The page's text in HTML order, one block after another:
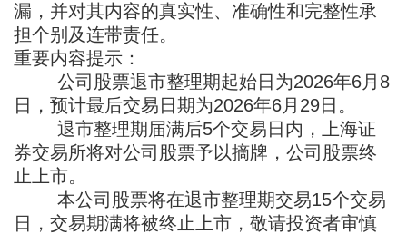
漏，并对其内容的真实性、准确性和完整性承
担个别及连带责任。
重要内容提示：
公司股票退市整理期起始日为2026年6月8
日，预计最后交易日期为2026年6月29日。
退市整理期届满后5个交易日内，上海证
券交易所将对公司股票予以摘牌，公司股票终
止上市。
本公司股票将在退市整理期交易15个交易
日，交易期满将被终止上市，敬请投资者审慎